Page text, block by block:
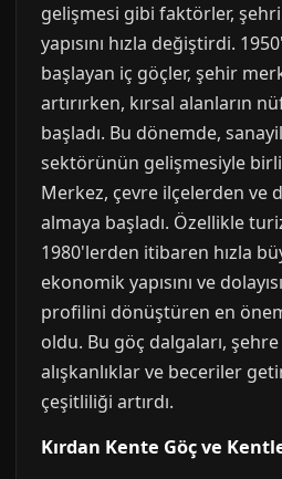
gelişmesi gibi faktörler,
yapısını hızla değiştirdi.
başlayan iç göçler, şehir
artırırken, kırsal alanların
başladı. Bu dönemde,
sektörünün gelişmesiyle
Merkez, çevre ilçelerden ve
almaya başladı. Özellikle
1980'lerden itibaren hızla
ekonomik yapısını ve
profilini dönüştüren en
oldu. Bu göç dalgaları,
alışkanlıklar ve beceriler
çeşitliliği artırdı.
Kırdan Kente Göç ve